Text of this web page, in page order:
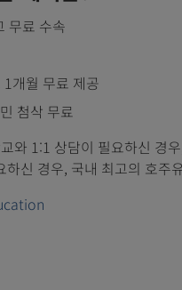
무료 수속
1개월 무료 제공
첨삭 무료
와 1:1 상담이 필요하신 경
하신 경우, 국내 최고의 호주